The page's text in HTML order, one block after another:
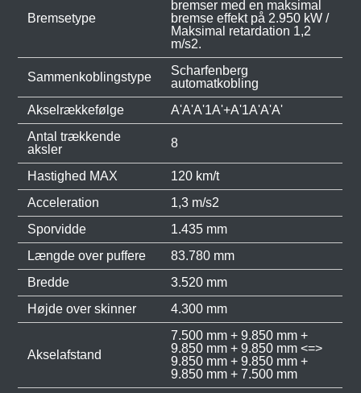
Bremsetype
bremser med en maksimal
bremse effekt på 2.950 kW /
Maksimal retardation 1,2
m/s2.
Sammenkoblingstype
Scharfenberg
automatkobling
Akselrækkefølge
A'A'A'1A'+A'1A'A'A'
Antal trækkende
aksler
8
Hastighed MAX
120 km/t
Acceleration
1,3 m/s2
Sporvidde
1.435 mm
Længde over puffere
83.780 mm
Bredde
3.520 mm
Højde over skinner
4.300 mm
Akselafstand
7.500 mm + 9.850 mm +
9.850 mm + 9.850 mm <=>
9.850 mm + 9.850 mm +
9.850 mm + 7.500 mm